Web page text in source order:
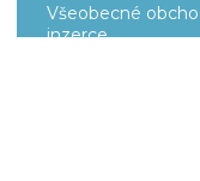
Všeobecné
inzerce